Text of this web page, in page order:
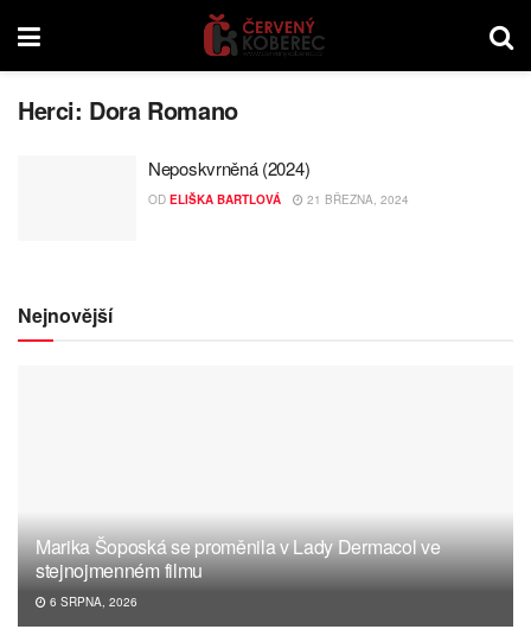
Herci: Dora Romano
Neposkvrněná (2024)
OD ELIŠKA BARTLOVÁ 21 BŘEZNA, 2024
Nejnovější
Marika Šoposká se proměnila v Lady Dermacol ve
stejnojmenném filmu
6 SRPNA, 2026